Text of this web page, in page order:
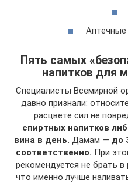
Аптечные
Пять самых
напитков для
Специалисты Всемирной
давно признали:
расцвете сил не
спиртных напитков
вина в день. Дамам — до
соответственно. При
рекомендуется не брать в
что именно лучше